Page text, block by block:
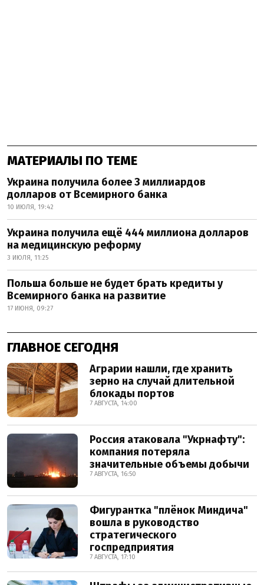
МАТЕРИАЛЫ ПО ТЕМЕ
Украина получила более 3 миллиардов
долларов от Всемирного банка
10 ИЮЛЯ, 19:42
Украина получила ещё 444 миллиона долларов
на медицинскую реформу
3 ИЮЛЯ, 11:25
Польша больше не будет брать кредиты у
Всемирного банка на развитие
17 ИЮНЯ, 09:27
ГЛАВНОЕ СЕГОДНЯ
Аграрии нашли, где хранить
зерно на случай длительной
блокады портов
7 АВГУСТА, 14:00
Россия атаковала "Укрнафту":
компания потеряла
значительные объемы добычи
7 АВГУСТА, 16:50
Фигурантка "плёнок Миндича"
вошла в руководство
стратегического
госпредприятия
7 АВГУСТА, 17:10